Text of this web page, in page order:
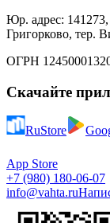
Юр. адрес:
Григорково, тер.
ОГРН
Скачайте
RuStore
App Store
+7 (980) 180-06-07
info@vahta.ru